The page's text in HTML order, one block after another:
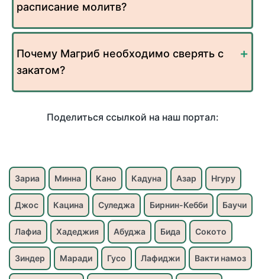
расписание молитв?
Почему Магриб необходимо сверять с
закатом?
Поделиться ссылкой на наш портал:
Зариа Минна Кано Кадуна Азар Нгуру
Джос Кацина Суледжа Бирнин-Кебби Баучи
Лафиа Хадеджия Абуджа Бида Сокото
Зиндер Маради Гусо Лафиджи Вакти намоз